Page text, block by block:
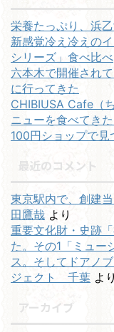
栄養たっぷり、浜
新感覚冷え冷えの
シリーズ」食べ比べ
六本木で開催され
に行ってきた
CHIBIUSA Cafe（
ニューを食べてきた
100円ショップで見
最近のコメント
東京駅内で、創建
田鷹哉 より
重要文化財・史跡
た。その1「ミュー
ス。そしてドアノブ
ジェクト 千葉 より
アーカイブ